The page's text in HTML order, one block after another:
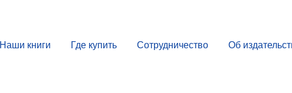
Наши книги Где купить Сотрудничество Об